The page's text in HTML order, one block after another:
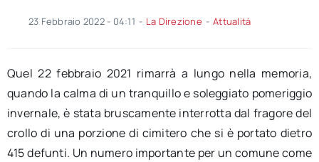
23 Febbraio 2022 - 04:11 - La Direzione - Attualità
Quel 22 febbraio 2021 rimarrà a lungo nella memoria,
quando la calma di un tranquillo e soleggiato pomeriggio
invernale, è stata bruscamente interrotta dal fragore del
crollo di una porzione di cimitero che si è portato dietro
415 defunti. Un numero importante per un comune come